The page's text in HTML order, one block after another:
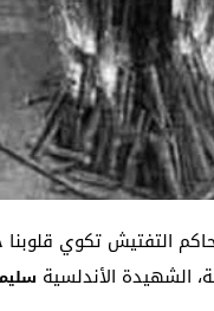
التفتيش تكوي
الشهيدة الأندلسية